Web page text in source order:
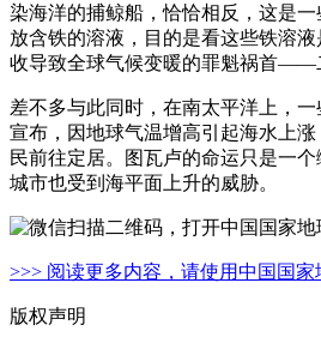
染海洋的捕鲸船，恰恰相反，这是
放含铁的溶液，目的是看这些铁溶
收导致全球气候变暖的罪魁祸首——
差不多与此同时，在南太平洋上，
宣布，因地球气温增高引起海水上
民前往定居。图瓦卢的命运只是一
城市也受到海平面上升的威胁。
>>> 阅读更多内容，请使用中国国家
版权声明